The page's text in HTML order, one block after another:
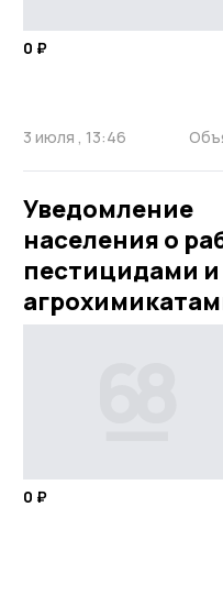
0 ₽
3 июля , 13:46
Уведомление
населения о
пестицидами и
0 ₽